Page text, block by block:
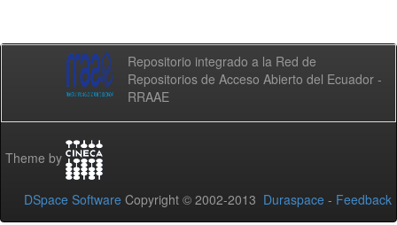
Repositorio integrado a la Red de
Repositorios de Acceso Abierto del Ecuador -
RRAAE
Theme by
DSpace Software Copyright © 2002-2013 Duraspace - Feedback